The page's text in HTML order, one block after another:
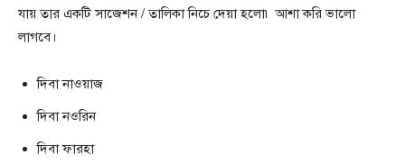
যায় তার একটি সাজেশন / তালিকা নিচে দেয়া হলো৷ আশা করি ভালো
লাগবে।
দিবা নাওয়াজ
দিবা নওরিন
দিবা ফারহা